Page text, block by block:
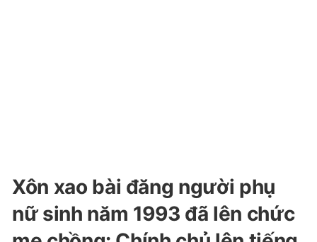
Xôn xao bài đăng người phụ
nữ sinh năm 1993 đã lên chức